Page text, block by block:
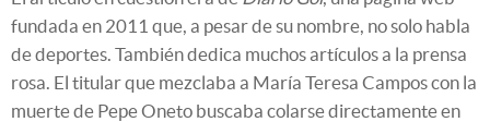
fundada en 2011 que, a pesar de su nombre, no solo habla
de deportes. También dedica muchos artículos a la prensa
rosa. El titular que mezclaba a María Teresa Campos con la
muerte de Pepe Oneto buscaba colarse directamente en